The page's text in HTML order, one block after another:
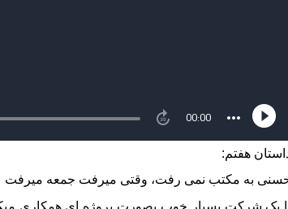
هفتم:
به مکتب نمی رفت، وقتی میرفت جمعه میرفت